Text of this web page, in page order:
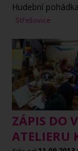
Hudební
Střešovice
ZÁPIS DO
ATELIERU